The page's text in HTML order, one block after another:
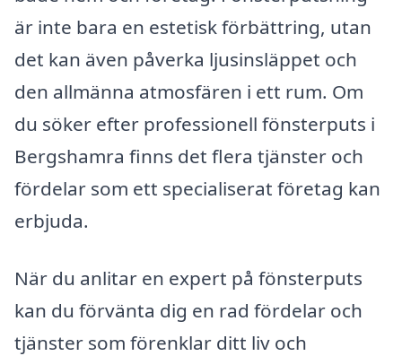
är inte bara en estetisk förbättring, utan
det kan även påverka ljusinsläppet och
den allmänna atmosfären i ett rum. Om
du söker efter professionell fönsterputs i
Bergshamra finns det flera tjänster och
fördelar som ett specialiserat företag kan
erbjuda.
När du anlitar en expert på fönsterputs
kan du förvänta dig en rad fördelar och
tjänster som förenklar ditt liv och